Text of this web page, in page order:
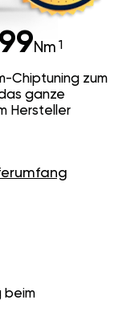
Nm
Chiptuning zum
ganze
Hersteller
beim